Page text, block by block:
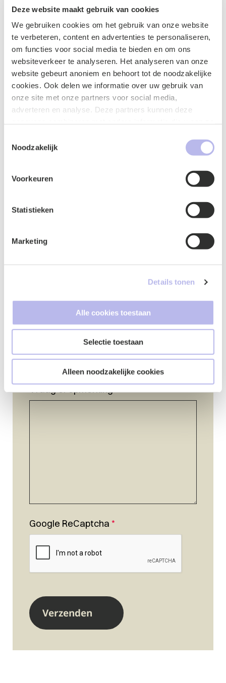
Deze website maakt gebruik van cookies
We gebruiken cookies om het gebruik van onze website
te verbeteren, content en advertenties te personaliseren,
om functies voor social media te bieden en om ons
websiteverkeer te analyseren. Het analyseren van onze
website gebeurt anoniem en behoort tot de noodzakelijke
cookies. Ook delen we informatie over uw gebruik van
onze site met onze partners voor social media,
adverteren en analyse. Deze partners kunnen deze
uw gebruik van hun services.
Noodzakelijk
Voorkeuren
Statistieken
Marketing
Details tonen
Alle cookies toestaan
Selectie toestaan
Alleen noodzakelijke cookies
Contactformulier
Naam
Telefoonnummer*
Vraag of opmerking*
Google ReCaptcha *